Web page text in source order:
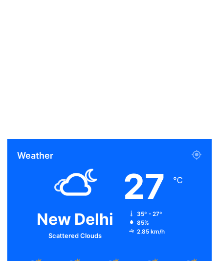
Weather
New Delhi
Scattered Clouds
27 ℃
35º - 27º
85%
2.85 km/h